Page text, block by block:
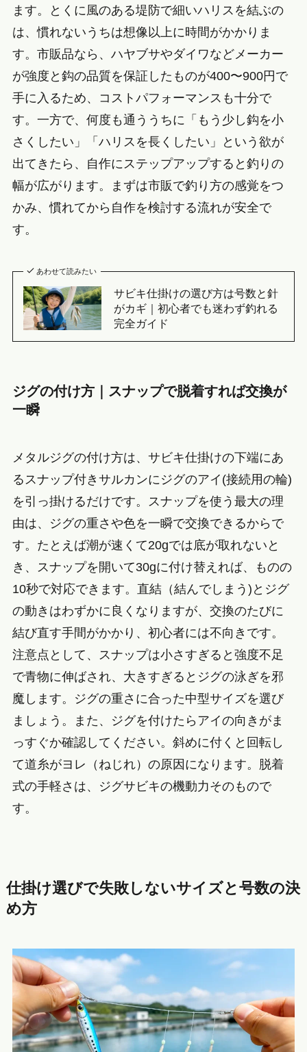
ます。とくに風のある堤防で細いハリスを結ぶの
は、慣れないうちは想像以上に時間がかかりま
す。市販品なら、ハヤブサやダイワなどメーカー
が強度と鈎の品質を保証したものが400〜900円で
手に入るため、コストパフォーマンスも十分で
す。一方で、何度も通ううちに「もう少し鈎を小
さくしたい」「ハリスを長くしたい」という欲が
出てきたら、自作にステップアップすると釣りの
幅が広がります。まずは市販で釣り方の感覚をつ
かみ、慣れてから自作を検討する流れが安全で
す。
あわせて読みたい
サビキ仕掛けの選び方は号数と針
がカギ｜初心者でも迷わず釣れる
完全ガイド
ジグの付け方｜スナップで脱着すれば交換が
一瞬
メタルジグの付け方は、サビキ仕掛けの下端にあ
るスナップ付きサルカンにジグのアイ(接続用の輪)
を引っ掛けるだけです。スナップを使う最大の理
由は、ジグの重さや色を一瞬で交換できるからで
す。たとえば潮が速くて20gでは底が取れないと
き、スナップを開いて30gに付け替えれば、ものの
10秒で対応できます。直結（結んでしまう)とジグ
の動きはわずかに良くなりますが、交換のたびに
結び直す手間がかかり、初心者には不向きです。
注意点として、スナップは小さすぎると強度不足
で青物に伸ばされ、大きすぎるとジグの泳ぎを邪
魔します。ジグの重さに合った中型サイズを選び
ましょう。また、ジグを付けたらアイの向きがま
っすぐか確認してください。斜めに付くと回転し
て道糸がヨレ（ねじれ）の原因になります。脱着
式の手軽さは、ジグサビキの機動力そのもので
す。
仕掛け選びで失敗しないサイズと号数の決
め方